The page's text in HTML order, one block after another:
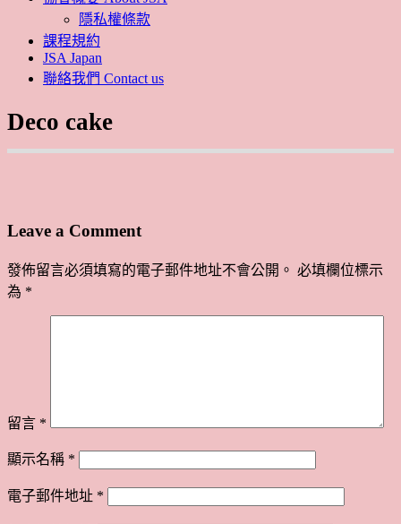
隱私權條款
課程規約
JSA Japan
聯絡我們 Contact us
Deco cake
Leave a Comment
發佈留言必須填寫的電子郵件地址不會公開。 必填欄位標示
為 *
留言 *
顯示名稱 *
電子郵件地址 *